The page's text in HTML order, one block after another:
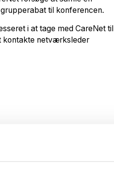
til konferencen.
i at tage med CareNet til
kontakte netværksleder